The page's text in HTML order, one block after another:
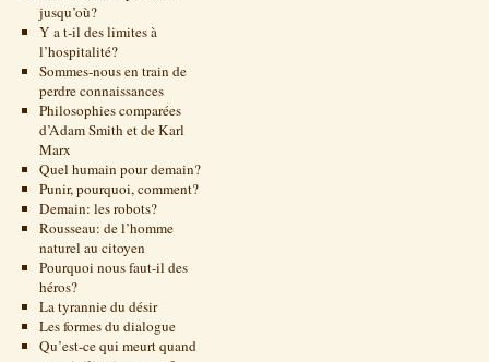
jusqu’où?
Y a t-il des limites à
l’hospitalité?
Sommes-nous en train de
perdre connaissances
Philosophies comparées
d’Adam Smith et de Karl
Marx
Quel humain pour demain?
Punir, pourquoi, comment?
Demain: les robots?
Rousseau: de l’homme
naturel au citoyen
Pourquoi nous faut-il des
héros?
La tyrannie du désir
Les formes du dialogue
Qu’est-ce qui meurt quand